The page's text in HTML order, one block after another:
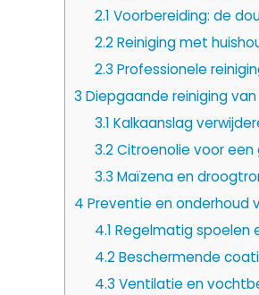
2.1 Voorbereiding: de
2.2Reiniging met
2.3 Professionele
3 Diepgaande reiniging
3.1 Kalkaanslag
3.2Citroenolie voor een
3.3 Maïzena en
4 Preventie en onderhoud
4.1 Regelmatig spoelen
4.2Beschermende
4.3 Ventilatie en